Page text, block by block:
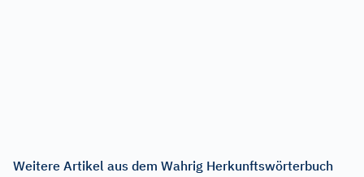
Weitere Artikel aus dem Wahrig Herkunftswörterbuch